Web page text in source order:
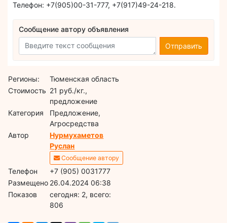
Телефон: +7(905)00-31-777, +7(917)49-24-218.
Сообщение автору объявления
Отправить
Регионы:
Тюменская область
Стоимость 21 руб./кг.,
предложение
Категория
Предложение,
Агросредства
Автор
Нурмухаметов
Руслан
Сообщение автору
Телефон
+7 (905) 0031777
Размещено 26.04.2024 06:38
Показов
cегодня: 2, всего:
806